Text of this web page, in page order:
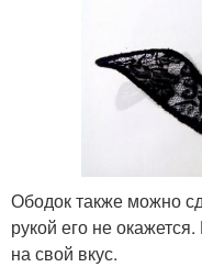
Ободок также можно
рукой его не
на свой вкус.